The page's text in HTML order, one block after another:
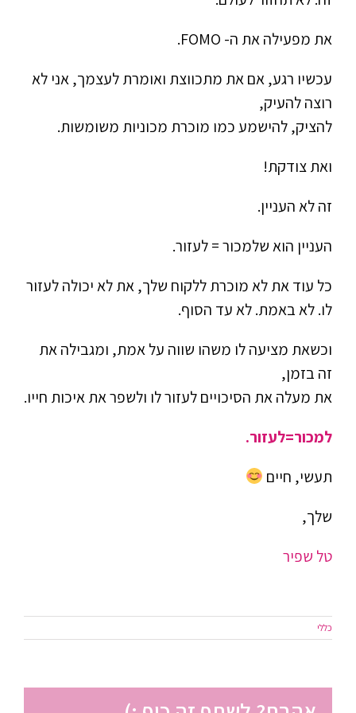
את מפעילה את ה- FOMO.
עכשיו רגע, אם את מתכווצת ואומרת לעצמך, אני לא
רוצה להעיק,
להציק, להישמע כמו מוכרת מכוניות משומשות.
ואת צודקת!
זה לא העניין.
העניין הוא שלמכור = לעזור.
כל עוד את לא מוכרת ללקוח שלך, את לא יכולה לעזור
לו. לא באמת. לא עד הסוף.
וכשאת מציעה לו משהו שווה על אמת, ומגבילה את
זה בזמן,
את מעלה את הסיכויים לעזור לו ולשפר את איכות חייו.
למכור=לעזור.
תעשי, חיים
שלך,
טל שפיר
כללי